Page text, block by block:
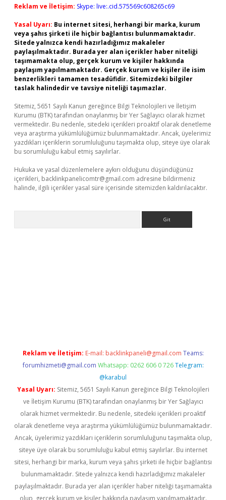
Reklam ve İletişim: Skype: live:.cid.575569c608265c69
Yasal Uyarı: Bu internet sitesi, herhangi bir marka, kurum
veya şahıs şirketi ile hiçbir bağlantısı bulunmamaktadır.
Sitede yalnızca kendi hazırladığımız makaleler
paylaşılmaktadır. Burada yer alan içerikler haber niteliği
taşımamakta olup, gerçek kurum ve kişiler hakkında
paylaşım yapılmamaktadır. Gerçek kurum ve kişiler ile isim
benzerlikleri tamamen tesadüfidir. Sitemizdeki bilgiler
taslak halindedir ve tavsiye niteliği taşımazlar.
Sitemiz, 5651 Sayılı Kanun gereğince Bilgi Teknolojileri ve İletişim
Kurumu (BTK) tarafından onaylanmış bir Yer Sağlayıcı olarak hizmet
vermektedir. Bu nedenle, sitedeki içerikleri proaktif olarak denetleme
veya araştırma yükümlülüğümüz bulunmamaktadır. Ancak, üyelerimiz
yazdıkları içeriklerin sorumluluğunu taşımakta olup, siteye üye olarak
bu sorumluluğu kabul etmiş sayılırlar.
Hukuka ve yasal düzenlemelere aykırı olduğunu düşündüğünüz
içerikleri, backlinkpanelicomtr@gmail.com adresine bildirmeniz
halinde, ilgili içerikler yasal süre içerisinde sitemizden kaldırılacaktır.
Reklam ve İletişim: E-mail: backlinkpaneli@gmail.com Teams:
forumhizmeti@gmail.com Whatsapp: 0262 606 0 726 Telegram:
@karabul
Yasal Uyarı: Sitemiz, 5651 Sayılı Kanun gereğince Bilgi Teknolojileri
ve İletişim Kurumu (BTK) tarafından onaylanmış bir Yer Sağlayıcı
olarak hizmet vermektedir. Bu nedenle, sitedeki içerikleri proaktif
olarak denetleme veya araştırma yükümlülüğümüz bulunmamaktadır.
Ancak, üyelerimiz yazdıkları içeriklerin sorumluluğunu taşımakta olup,
siteye üye olarak bu sorumluluğu kabul etmiş sayılırlar. Bu internet
sitesi, herhangi bir marka, kurum veya şahıs şirketi ile hiçbir bağlantısı
bulunmamaktadır. Sitede yalnızca kendi hazırladığımız makaleler
paylaşılmaktadır. Burada yer alan içerikler haber niteliği taşımamakta
olup, gerçek kurum ve kişiler hakkında paylaşım yapılmamaktadır.